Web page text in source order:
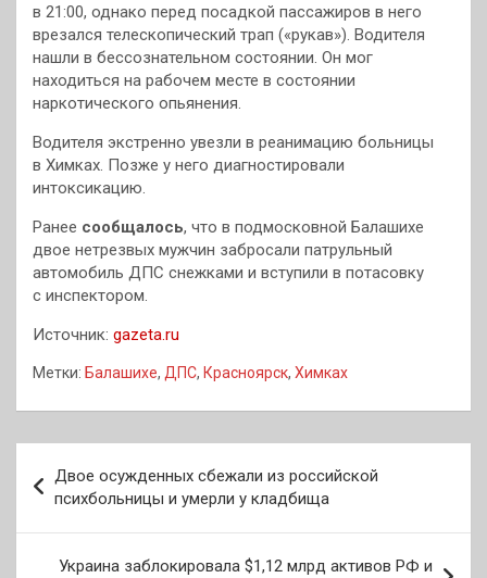
в 21:00, однако перед посадкой пассажиров в него
врезался телескопический трап («рукав»). Водителя
нашли в бессознательном состоянии. Он мог
находиться на рабочем месте в состоянии
наркотического опьянения.
Водителя экстренно увезли в реанимацию больницы
в Химках. Позже у него диагностировали
интоксикацию.
Ранее сообщалось, что в подмосковной Балашихе
двое нетрезвых мужчин забросали патрульный
автомобиль ДПС снежками и вступили в потасовку
с инспектором.
Источник: gazeta.ru
Метки: Балашихе, ДПС, Красноярск, Химках
по
записям
Двое осужденных сбежали из российской
психбольницы и умерли у кладбища
Украина заблокировала $1,12 млрд активов РФ и